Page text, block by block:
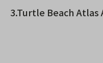
3.Turtle Beach Atlas